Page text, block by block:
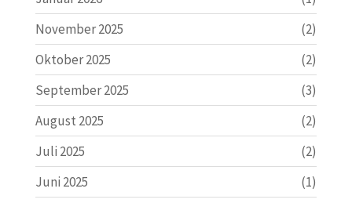
November 2025
(2)
Oktober 2025
(2)
September 2025
(3)
August 2025
(2)
Juli 2025
(2)
Juni 2025
(1)